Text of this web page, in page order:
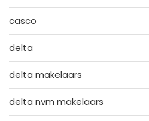
casco
delta
delta makelaars
delta nvm makelaars